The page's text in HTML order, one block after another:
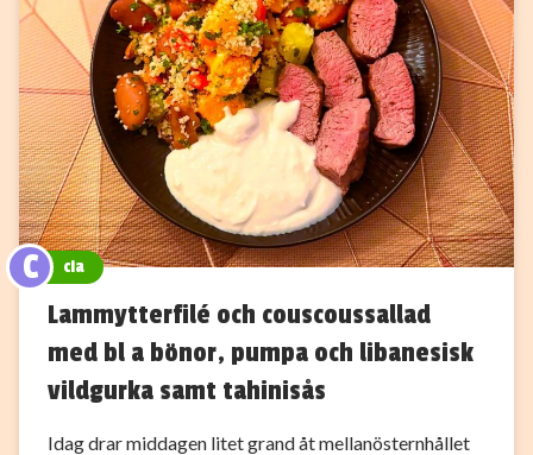
C cia
Lammytterfilé och couscoussallad
med bl a bönor, pumpa och libanesisk
vildgurka samt tahinisås
Idag drar middagen litet grand åt mellanösternhållet